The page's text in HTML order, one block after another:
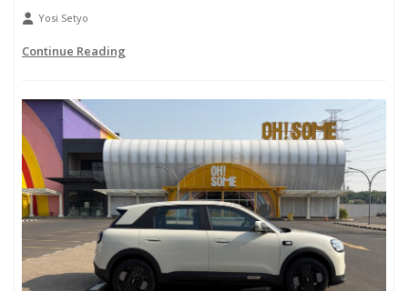
Yosi Setyo
Continue Reading